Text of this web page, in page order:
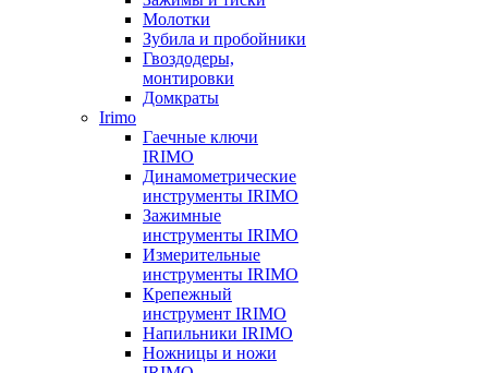
Молотки
Зубила и пробойники
Гвоздодеры,
монтировки
Домкраты
Irimo
Гаечные ключи
IRIMO
Динамометрические
инструменты IRIMO
Зажимные
инструменты IRIMO
Измерительные
инструменты IRIMO
Крепежный
инструмент IRIMO
Напильники IRIMO
Ножницы и ножи